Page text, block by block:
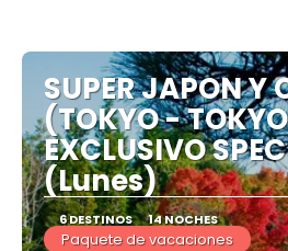
SUPER JAPON Y
(TOKYO -
EXCLUSIVO
(Lunes)
6 DESTINOS 14 NOCHES
Paquete de vacaciones